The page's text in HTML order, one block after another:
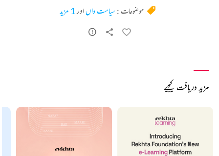
موضوعات : سیاست داںاور1 مزید
مزید دریافت کیجیے